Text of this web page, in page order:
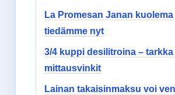
La Promesan Janan
tiedämme nyt
3/4 kuppi desilitroina –
mittausvinkit
Lainan takaisinmaksu voi